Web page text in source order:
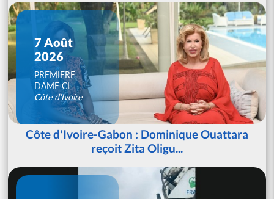
7 Août
2026
PREMIERE
DAME CI
Côte d'Ivoire
Côte d'Ivoire-Gabon : Dominique Ouattara
reçoit Zita Oligu...